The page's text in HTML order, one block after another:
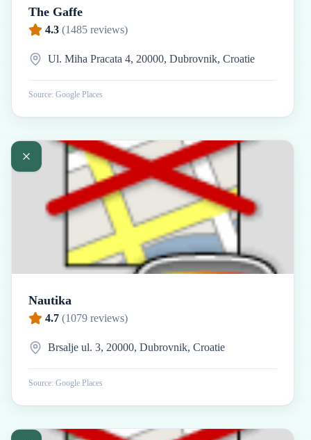
The Gaffe
4.3 (1485 reviews)
Ul. Miha Pracata 4, 20000, Dubrovnik, Croatie
Source: Google Places
Nautika
4.7 (1079 reviews)
Brsalje ul. 3, 20000, Dubrovnik, Croatie
Source: Google Places